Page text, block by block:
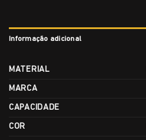
Informação adicional
MATERIAL
MARCA
CAPACIDADE
COR